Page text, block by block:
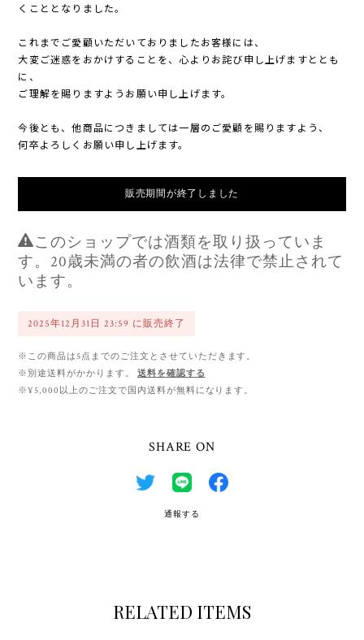
くこととなりました。
これまでご愛顧いただいておりましたお客様には、
大変ご迷惑をおかけすることを、心よりお詫び申し上げますととも
に、
ご理解を賜りますようお願い申し上げます。
今後とも、他商品につきましては一層のご愛顧を賜りますよう、
何卒よろしくお願い申し上げます。
販売期間が終了しました
このショップでは酒類を取り扱っていま
す。20歳未満の者の飲酒は法律で禁止されて
います。
2025年12月31日 23:59 に販売終了
※この商品は5点までのご注文とさせていただきます。
※別途送料がかかります。
送料を確認する
※¥5,000以上のご注文で国内送料が無料になります。
SHARE ON
通報する
RELATED ITEMS